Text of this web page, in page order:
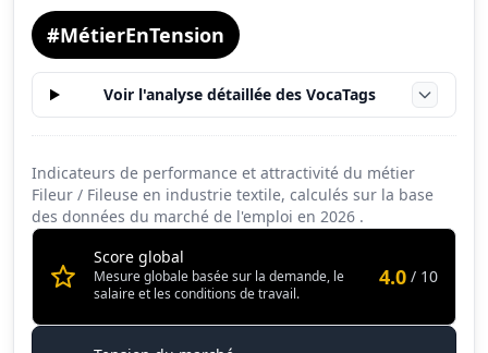
#MétierEnTension
Voir l'analyse détaillée des VocaTags
Indicateurs de performance et attractivité du métier
Fileur / Fileuse en industrie textile, calculés sur la base
des données du marché de l'emploi en 2026 .
Score global
Mesure globale basée sur la demande, le
salaire et les conditions de travail.
4.0 / 10